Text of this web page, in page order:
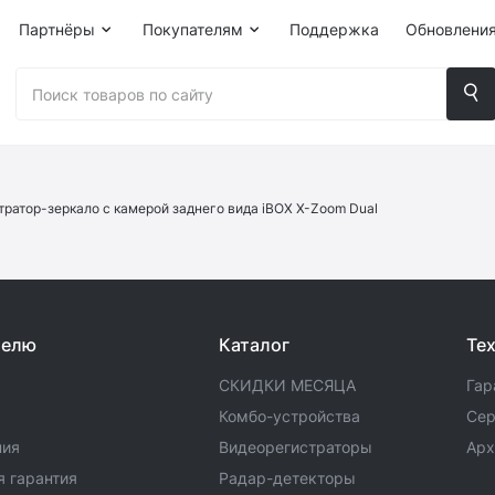
Партнёры Покупателям Поддержка
зеркало с камерой заднего вида iBOX X-Zoom Dual
гарантия
Каталог
СКИДКИ МЕСЯЦА
Комбо-устройства
Видеорегистраторы
Радар-детекторы